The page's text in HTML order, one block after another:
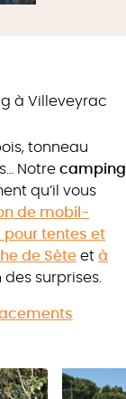
à Villeveyrac
tonneau
Notre camping
qu’il vous
de mobil-
tentes et
de Sète et à
surprises.